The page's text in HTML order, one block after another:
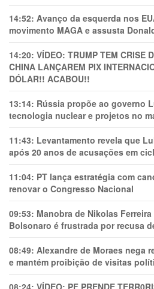
14:52: Avanço da esquerda nos
movimento MAGA e assusta
14:20: VÍDEO: TRUMP TEM CRlSE
CHINA LANÇAREM PIX
DÓLAR!! ACABOU!!
13:14: Rússia propõe ao governo
tecnologia nuclear e projetos no
11:43: Levantamento revela que
após 20 anos de acusações em
11:04: PT lança estratégia com
renovar o Congresso Nacional
09:53: Manobra de Nikolas
Bolsonaro é frustrada por recusa
08:49: Alexandre de Moraes nega
e mantém proibição de visitas
08:24: VÍDEO: PF PRENDE